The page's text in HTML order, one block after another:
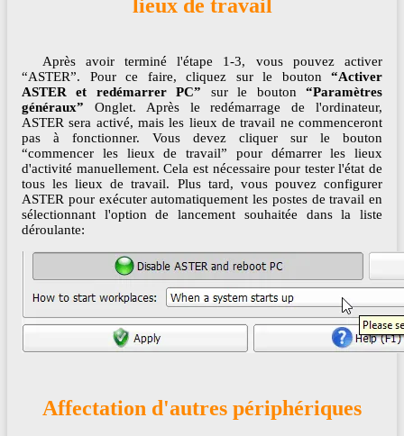
lieux de travail
Après avoir terminé l'étape 1-3, vous pouvez activer
“ASTER”. Pour ce faire, cliquez sur le bouton “Activer
ASTER et redémarrer PC” sur le bouton“Paramètres
généraux” Onglet. Après le redémarrage de l'ordinateur,
ASTER sera activé, mais les lieux de travail ne commenceront
pas à fonctionner. Vous devez cliquer sur le bouton
“commencer les lieux de travail” pour démarrer les lieux
d'activité manuellement. Cela est nécessaire pour tester l'état de
tous les lieux de travail. Plus tard, vous pouvez configurer
ASTER pour exécuter automatiquement les postes de travail en
sélectionnant l'option de lancement souhaitée dans la liste
déroulante:
Affectation d'autres périphériques